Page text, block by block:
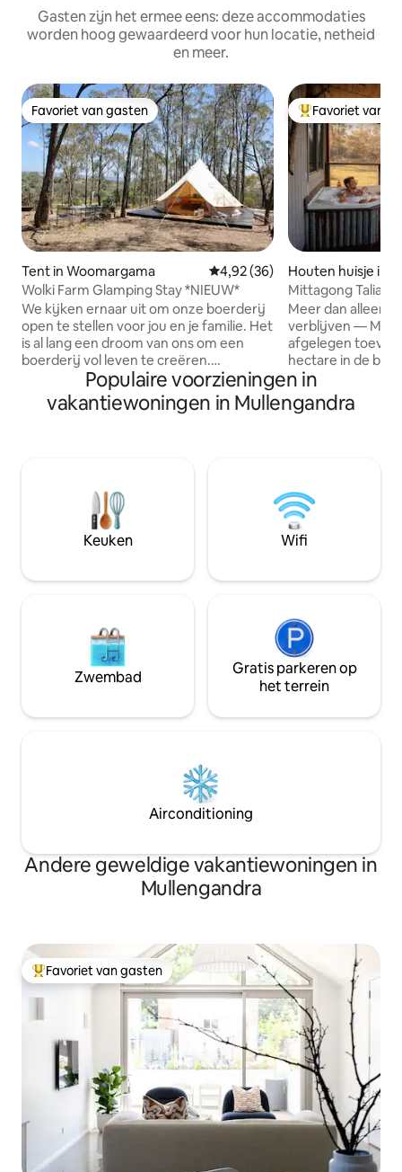
Gasten zijn het ermee eens: deze accommodaties
worden hoog gewaardeerd voor hun locatie, netheid
en meer.
Favoriet van gasten
Favoriet van gasten
Tent in Woomargama Gemiddelde beoordeling van
4,92 (36)
Wolki Farm Glamping Stay *NIEUW*
We kijken ernaar uit om onze boerderij
open te stellen voor jou en je familie. Het
is al lang een droom van ons om een
boerderij vol leven te creëren.
Runderen, kippen, varkens, bijen... en
mensen! We hebben een prachtige plek
uitgekozen op onze boerderij in
verblijven in onze glamping tent met
vrijstaande badkamer en
kampkeukenfaciliteiten. Ontbijtmanden
beschikbaar tegen extra kosten: verse
zelfgemaakte relish & zuurdesem
Topfavoriet van
Favoriet van
Houten huisje in
Mittagong Talia |
sterrennachten
Meer dan alleen
verblijven —
afgelegen
hectare in de
Chiltern-Mt Pilot
minuten van
om je te helpen
personen. Het
koppels en
natuurlijke
het oneffen
de 12 jaar.
Populaire voorzieningen in
vakantiewoningen in Mullengandra
Keuken Wifi
Zwembad
Gratis parkeren op
het terrein
Airconditioning
Andere geweldige vakantiewoningen in
Mullengandra
Topfavoriet van gasten
Favoriet van gasten